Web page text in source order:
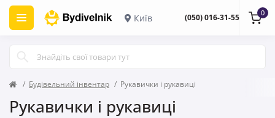
Київ (050) 016-31-55 0
Будівельний інвентар Рукавички і рукавиці
Рукавички і рукавиці